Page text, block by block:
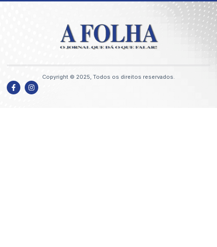
Copyright © 2025, Todos os direitos reservados.